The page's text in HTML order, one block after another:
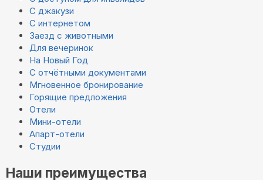
С джакузи
С интернетом
Заезд с животными
Для вечеринок
На Новый Год
С отчётными документами
Мгновенное бронирование
Горящие предложения
Отели
Мини-отели
Апарт-отели
Студии
Наши преимущества